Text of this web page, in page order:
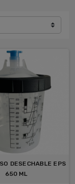
DESECHABLE EPS
650 ML